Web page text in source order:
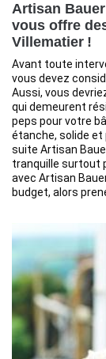
Artisan
vous offre
Villematier !
Avant toute
vous devez
Aussi, vous
qui demeurent
peps pour votre
étanche, solide et
suite Artisan
tranquille surtout
avec Artisan
budget, alors